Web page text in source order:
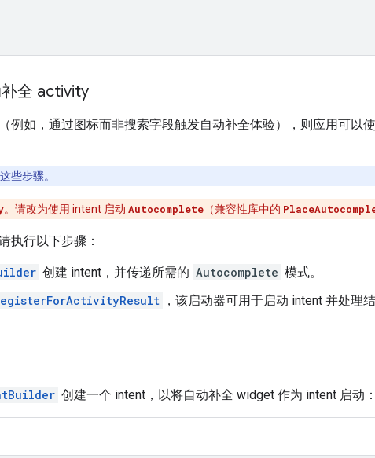
补全 activity
例如，通过图标而非搜索字段触发自动补全体验），则应用可以
些步骤。
。请改为使用 intent 启动 Autocomplete （兼容性库中的
执行以下步骤：
创建 intent，并传递所需的 Autocomplete 模式。
，该启动器可用于启动 intent 并处理
创建一个 intent，以将自动补全 widget 作为 intent 启动：